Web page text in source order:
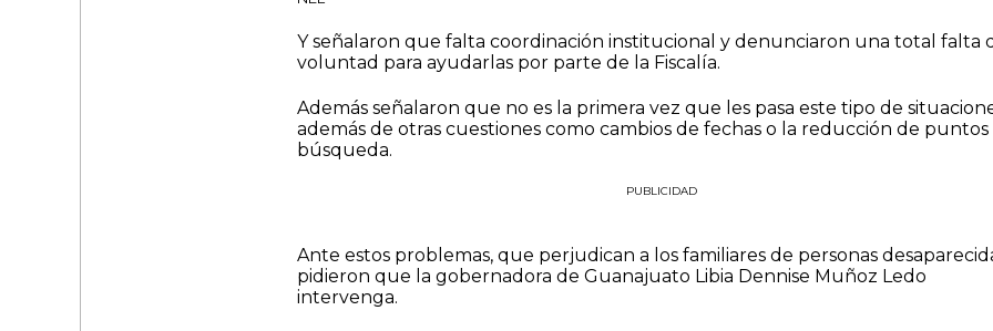
Y señalaron que falta coordinación institucional y denunciaron una total falta
voluntad para ayudarlas por parte de la Fiscalía.
Además señalaron que no es la primera vez que les pasa este tipo de
además de otras cuestiones como cambios de fechas o la reducción de puntos
búsqueda.
PUBLICIDAD
Ante estos problemas, que perjudican a los familiares de personas
pidieron que la gobernadora de Guanajuato Libia Dennise Muñoz Ledo
intervenga.